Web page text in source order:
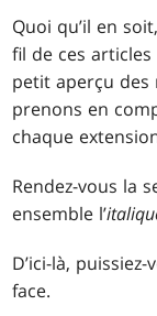
Quoi qu’il en
fil de ces
petit aperçu des
prenons en
chaque
Rendez-vous la
ensemble l’
D’ici-là,
face.